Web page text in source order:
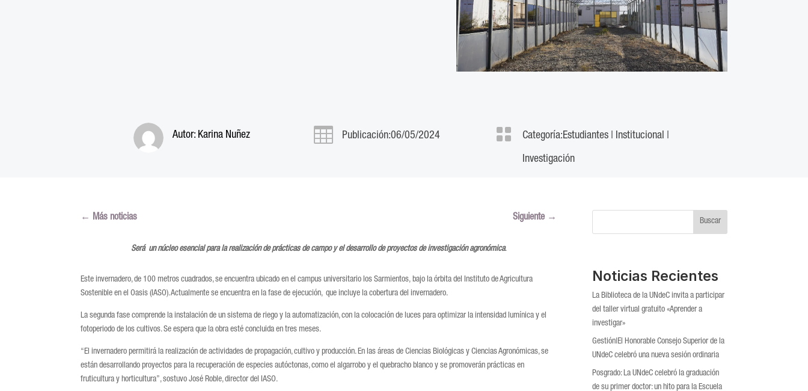
Autor: Karina Nuñez  Publicación:06/05/2024  Categoría:Estudiantes | Institucional |
Investigación
← Más noticias Siguiente →
Será un núcleo esencial para la realización de prácticas de campo y el desarrollo de proyectos de investigación agronómica.
Este invernadero, de 100 metros cuadrados, se encuentra ubicado en el campus universitario los Sarmientos, bajo la órbita del Instituto de Agricultura
Sostenible en el Oasis (IASO). Actualmente se encuentra en la fase de ejecución, que incluye la cobertura del invernadero.
La segunda fase comprende la instalación de un sistema de riego y la automatización, con la colocación de luces para optimizar la intensidad lumínica y el
fotoperiodo de los cultivos. Se espera que la obra esté concluida en tres meses.
“El invernadero permitirá la realización de actividades de propagación, cultivo y producción. En las áreas de Ciencias Biológicas y Ciencias Agronómicas, se
están desarrollando proyectos para la recuperación de especies autóctonas, como el algarrobo y el quebracho blanco y se promoverán prácticas en
fruticultura y horticultura”, sostuvo José Roble, director del IASO.
Buscar
Noticias Recientes
La Biblioteca de la UNdeC invita a participar
del taller virtual gratuito «Aprender a
investigar»
Gestión|El Honorable Consejo Superior de la
UNdeC celebró una nueva sesión ordinaria
Posgrado: La UNdeC celebró la graduación
de su primer doctor: un hito para la Escuela